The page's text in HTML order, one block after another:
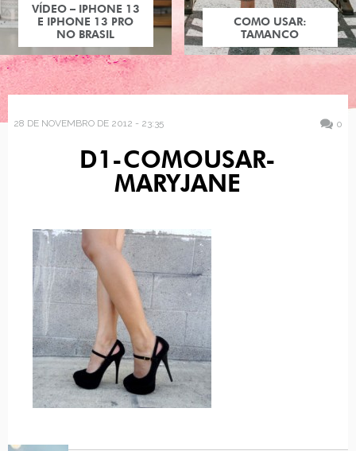
VÍDEO – IPHONE 13
E IPHONE 13 PRO
NO BRASIL
COMO USAR:
TAMANCO
28 DE NOVEMBRO DE 2012 - 23:35 0
D1-COMOUSAR-
MARYJANE